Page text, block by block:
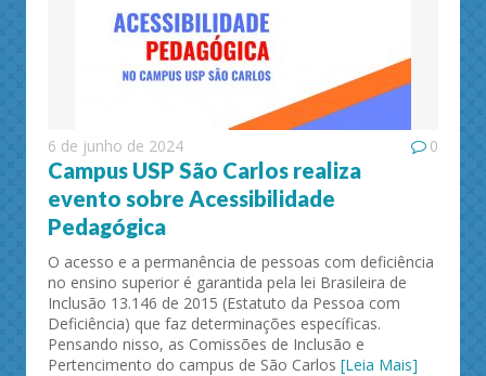
6 de junho de 2024 0
Campus USP São Carlos realiza
evento sobre Acessibilidade
Pedagógica
O acesso e a permanência de pessoas com deficiência
no ensino superior é garantida pela lei Brasileira de
Inclusão 13.146 de 2015 (Estatuto da Pessoa com
Deficiência) que faz determinações específicas.
Pensando nisso, as Comissões de Inclusão e
Pertencimento do campus de São Carlos [Leia Mais]